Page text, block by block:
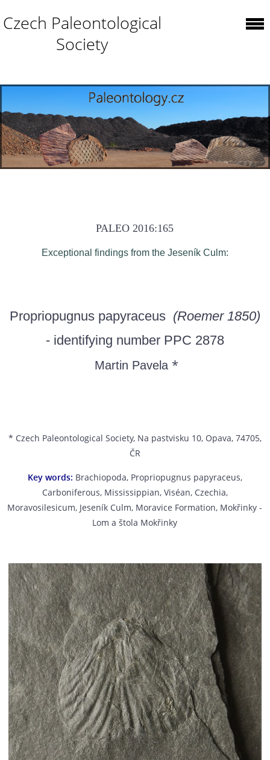
Czech Paleontological
Society
PALEO 2016:165
Exceptional findings from the Jeseník Culm:
Propriopugnus papyraceus(Roemer 1850)
- identifying number PPC 2878
Martin Pavela *
* Czech Paleontological Society, Na pastvisku 10, Opava, 74705,
ČR
Key words: Brachiopoda, Propriopugnus papyraceus,
Carboniferous, Mississippian, Viséan, Czechia,
Moravosilesicum, Jeseník Culm, Moravice Formation, Mokřinky -
Lom a štola Mokřinky